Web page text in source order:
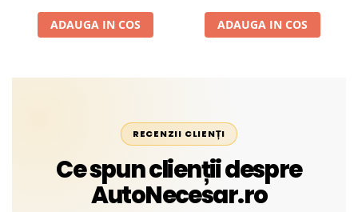
Liniar
ADAUGA IN COS ADAUGA IN COS
RECENZII CLIENȚI
Ce spun clienții despre
AutoNecesar.ro